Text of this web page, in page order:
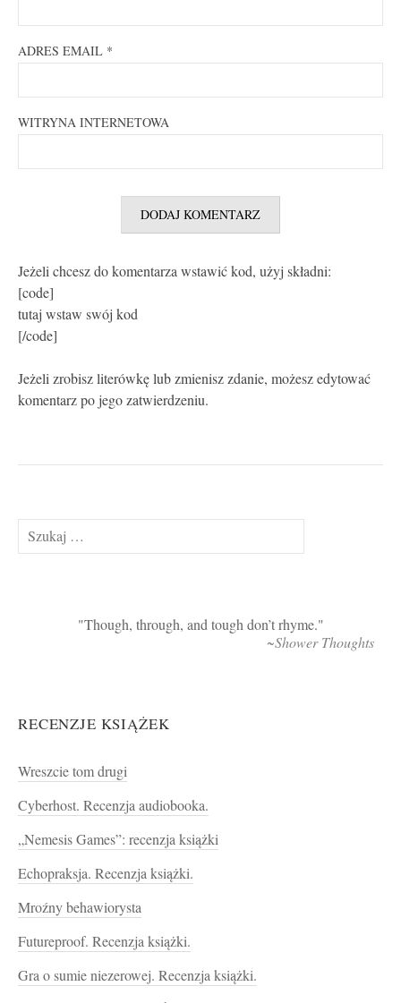
ADRES EMAIL *
WITRYNA INTERNETOWA
Jeżeli chcesz do komentarza wstawić kod, użyj składni:
[code]
tutaj wstaw swój kod
[/code]
Jeżeli zrobisz literówkę lub zmienisz zdanie, możesz edytować
komentarz po jego zatwierdzeniu.
Szukaj:
Though, through, and tough don’t rhyme.
~Shower Thoughts
RECENZJE KSIĄŻEK
Wreszcie tom drugi
Cyberhost. Recenzja audiobooka.
„Nemesis Games”: recenzja książki
Echopraksja. Recenzja książki.
Mroźny behawiorysta
Futureproof. Recenzja książki.
Gra o sumie niezerowej. Recenzja książki.